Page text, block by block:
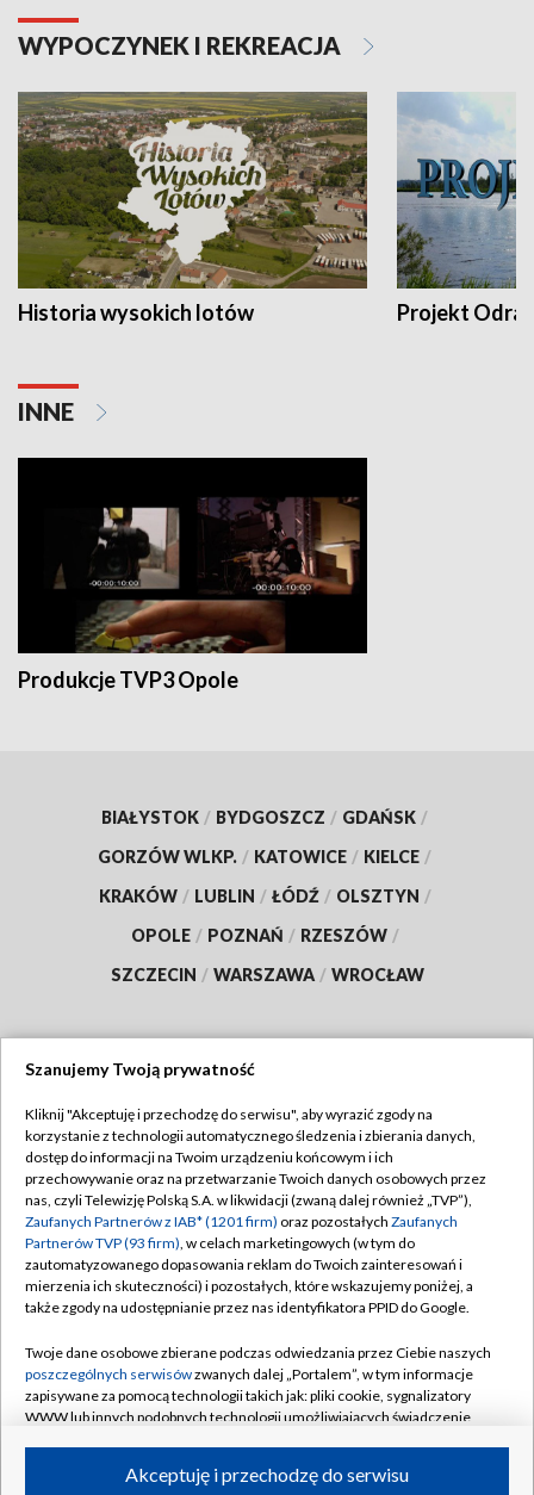
WYPOCZYNEK I REKREACJA
Historia wysokich lotów Projekt Odra
INNE
Produkcje TVP3 Opole
BIAŁYSTOK / BYDGOSZCZ / GDAŃSK /
GORZÓW WLKP. / KATOWICE / KIELCE /
KRAKÓW / LUBLIN / ŁÓDŹ / OLSZTYN /
OPOLE / POZNAŃ / RZESZÓW /
SZCZECIN / WARSZAWA / WROCŁAW
TVP
Abonament TVP
Emisja w TVP
Centrum informacji TVP
Naziemna Telewizja Cyfrowa
Rada Programowa
System NOS
Informacje o nadawcy
Program dla prasy
Regulamin TVP
Polityka prywatności
Moje zgody
Pomoc
Kontakt
Kanały
Szanujemy Twoją prywatność
Kliknij "Akceptuję i przechodzę do serwisu", aby wyrazić zgody na
korzystanie z technologii automatycznego śledzenia i zbierania danych,
dostęp do informacji na Twoim urządzeniu końcowym i ich
przechowywanie oraz na przetwarzanie Twoich danych osobowych przez
nas, czyli Telewizję Polską S.A. w likwidacji (zwaną dalej również „TVP”),
Zaufanych Partnerów z IAB* (1201 firm) oraz pozostałych Zaufanych
Partnerów TVP (93 firm), w celach marketingowych (w tym do
zautomatyzowanego dopasowania reklam do Twoich zainteresowań i
mierzenia ich skuteczności) i pozostałych, które wskazujemy poniżej, a
także zgody na udostępnianie przez nas identyfikatora PPID do Google.
Twoje dane osobowe zbierane podczas odwiedzania przez Ciebie naszych
poszczególnych serwisówzwanych dalej „Portalem”, w tym informacje
zapisywane za pomocą technologii takich jak: pliki cookie, sygnalizatory
WWW lub innych podobnych technologii umożliwiających świadczenie
ruchu w Internecie.Akceptuję i przechodzę do serwisu